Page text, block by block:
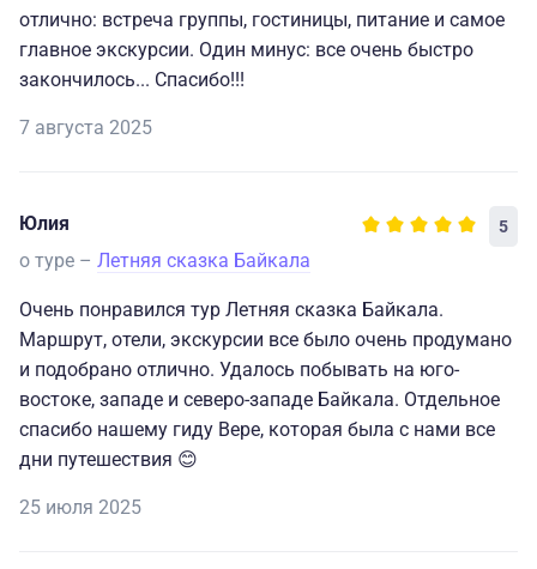
отлично: встреча группы, гостиницы, питание и самое
главное экскурсии. Один минус: все очень быстро
закончилось... Спасибо!!!
7 августа 2025
Юлия 5
о туре – Летняя сказка Байкала
Очень понравился тур Летняя сказка Байкала.
Маршрут, отели, экскурсии все было очень продумано
и подобрано отлично. Удалось побывать на юго-
востоке, западе и северо-западе Байкала. Отдельное
спасибо нашему гиду Вере, которая была с нами все
дни путешествия 😊
25 июля 2025